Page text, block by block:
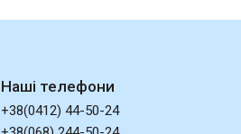
Наші телефони
+38(0412) 44-50-24